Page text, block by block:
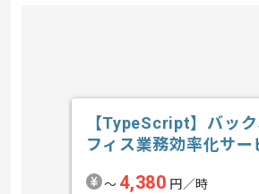
【TypeScript】バッ
フィス業務効率化サー
〜 4,380 円／時